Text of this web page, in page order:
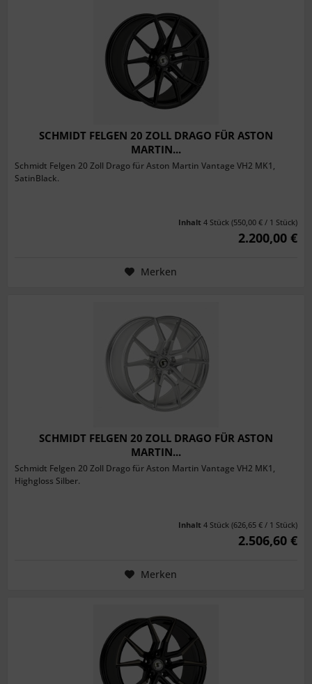
SCHMIDT FELGEN 20 ZOLL DRAGO FÜR ASTON
MARTIN...
Schmidt Felgen 20 Zoll Drago für Aston Martin Vantage VH2 MK1,
SatinBlack.
Inhalt 4 Stück (550,00 € / 1 Stück)
2.200,00 €
Merken
SCHMIDT FELGEN 20 ZOLL DRAGO FÜR ASTON
MARTIN...
Schmidt Felgen 20 Zoll Drago für Aston Martin Vantage VH2 MK1,
Highgloss Silber.
Inhalt 4 Stück (626,65 € / 1 Stück)
2.506,60 €
Merken